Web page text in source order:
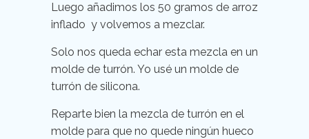
Luego añadimos los 50 gramos de arroz
inflado y volvemos a mezclar.
Solo nos queda echar esta mezcla en un
molde de turrón. Yo usé un molde de
turrón de silicona.
Reparte bien la mezcla de turrón en el
molde para que no quede ningún hueco